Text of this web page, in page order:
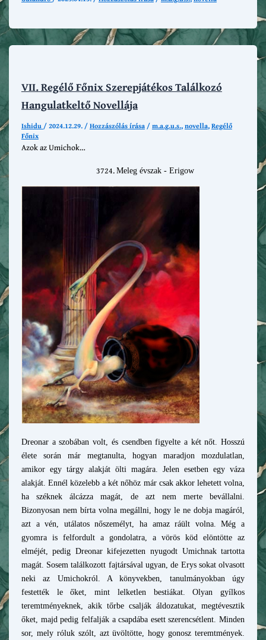
VII. Regélő Főnix Szerepjátékos Találkozó
Hangulatkeltő Novellája
Ishidu /2024.12.29. /Hozzászólás írása /m.a.g.u.s.,novella,Regélő
Főnix
Azok az Umichok…
Meleg évszak - Erigow
Dreonar a szobában volt, és csendben figyelte a két nőt. Hosszú
élete során már megtanulta, hogyan maradjon mozdulatlan,
amikor egy tárgy alakját ölti magára. Jelen esetben egy váza
alakját. Ennél közelebb a két nőhöz már csak akkor lehetett volna,
ha széknek álcázza magát, de azt nem merte bevállalni.
Bizonyosan nem bírta volna megállni, hogy le ne dobja magáról,
azt a vén, utálatos nőszemélyt, ha amaz ráült volna. Még a
gyomra is felfordult a gondolatra, a vörös köd elöntötte az
elméjét, pedig Dreonar kifejezetten nyugodt Umichnak tartotta
magát. Sosem találkozott fajtársával ugyan, de Erys sokat olvasott
neki az Umichokról. A könyvekben, tanulmányokban úgy
festették le őket, mint lelketlen bestiákat. Olyan gyílkos
teremtményeknek, akik tőrbe csalják áldozatukat, megtévesztik
őket, majd pedig felfalják a csapdába esett szerencsétlent. Minden
sor, mely róluk szólt, azt üvöltötte, hogy gonosz teremtmények.